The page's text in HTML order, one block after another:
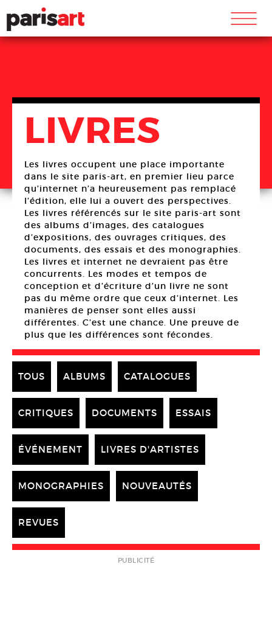
m
LIVRES
Les livres occupent une place importante
dans le site paris-art, en premier lieu parce
qu’internet n’a heureusement pas remplacé
l’édition, elle lui a ouvert des perspectives.
Les livres référencés sur le site paris-art sont
des albums d’images, des catalogues
d’expositions, des ouvrages critiques, des
documents, des essais et des monographies.
Les livres et internet ne devraient pas être
concurrents. Les modes et tempos de
conception et d’écriture d’un livre ne sont
pas du même ordre que ceux d’internet. Les
manières de penser sont elles aussi
différentes. C’est une chance. Une preuve de
plus que les différences sont fécondes.
TOUS ALBUMS CATALOGUES
CRITIQUES DOCUMENTS ESSAIS
ÉVÉNEMENT LIVRES D'ARTISTES
MONOGRAPHIES NOUVEAUTÉS
REVUES
PUBLICITÉ